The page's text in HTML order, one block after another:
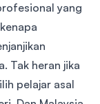
yang
Tak heran jika
pelajar asal